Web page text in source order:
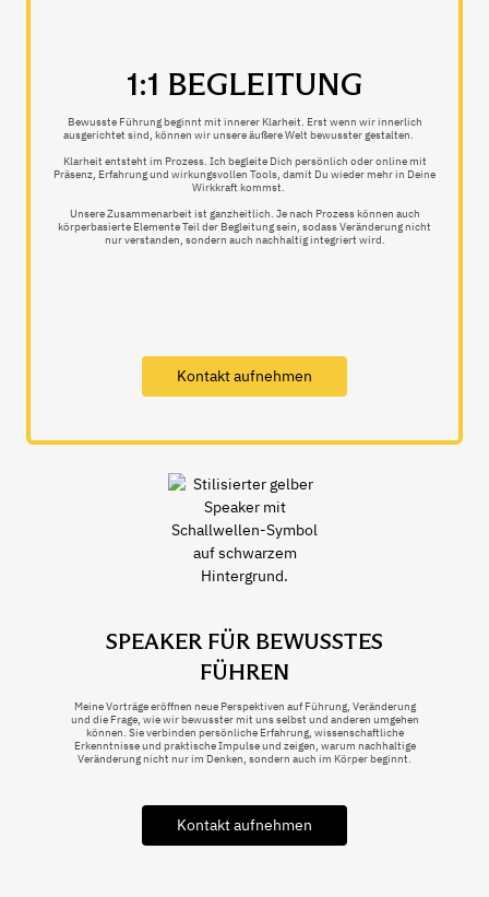
1:1 BEGLEITUNG
Bewusste Führung beginnt mit innerer Klarheit. Erst wenn wir innerlich
ausgerichtet sind, können wir unsere äußere Welt bewusster gestalten.
Klarheit entsteht im Prozess. Ich begleite Dich persönlich oder online mit
Präsenz, Erfahrung und wirkungsvollen Tools, damit Du wieder mehr in Deine
Wirkkraft kommst.
Unsere Zusammenarbeit ist ganzheitlich. Je nach Prozess können auch
körperbasierte Elemente Teil der Begleitung sein, sodass Veränderung nicht
nur verstanden, sondern auch nachhaltig integriert wird.
Kontakt aufnehmen
SPEAKER FÜR BEWUSSTES
FÜHREN
Meine Vorträge eröffnen neue Perspektiven auf Führung, Veränderung
und die Frage, wie wir bewusster mit uns selbst und anderen umgehen
können. Sie verbinden persönliche Erfahrung, wissenschaftliche
Erkenntnisse und praktische Impulse und zeigen, warum nachhaltige
Veränderung nicht nur im Denken, sondern auch im Körper beginnt.
Kontakt aufnehmen